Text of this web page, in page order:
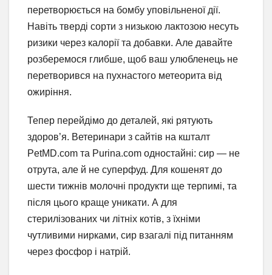
перетворюється на бомбу уповільненої дії.
Навіть тверді сорти з низькою лактозою несуть
ризики через калорії та добавки. Але давайте
розберемося глибше, щоб ваш улюбленець не
перетворився на пухнастого метеорита від
ожиріння.
Тепер перейдімо до деталей, які рятують
здоров’я. Ветеринари з сайтів на кшталт
PetMD.com та Purina.com одностайні: сир — не
отрута, але й не суперфуд. Для кошенят до
шести тижнів молочні продукти ще терпимі, та
після цього краще уникати. А для
стерилізованих чи літніх котів, з їхніми
чутливими нирками, сир взагалі під питанням
через фосфор і натрій.